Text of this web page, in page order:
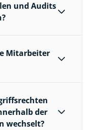
und Audits
Mitarbeiter
der
wechselt?